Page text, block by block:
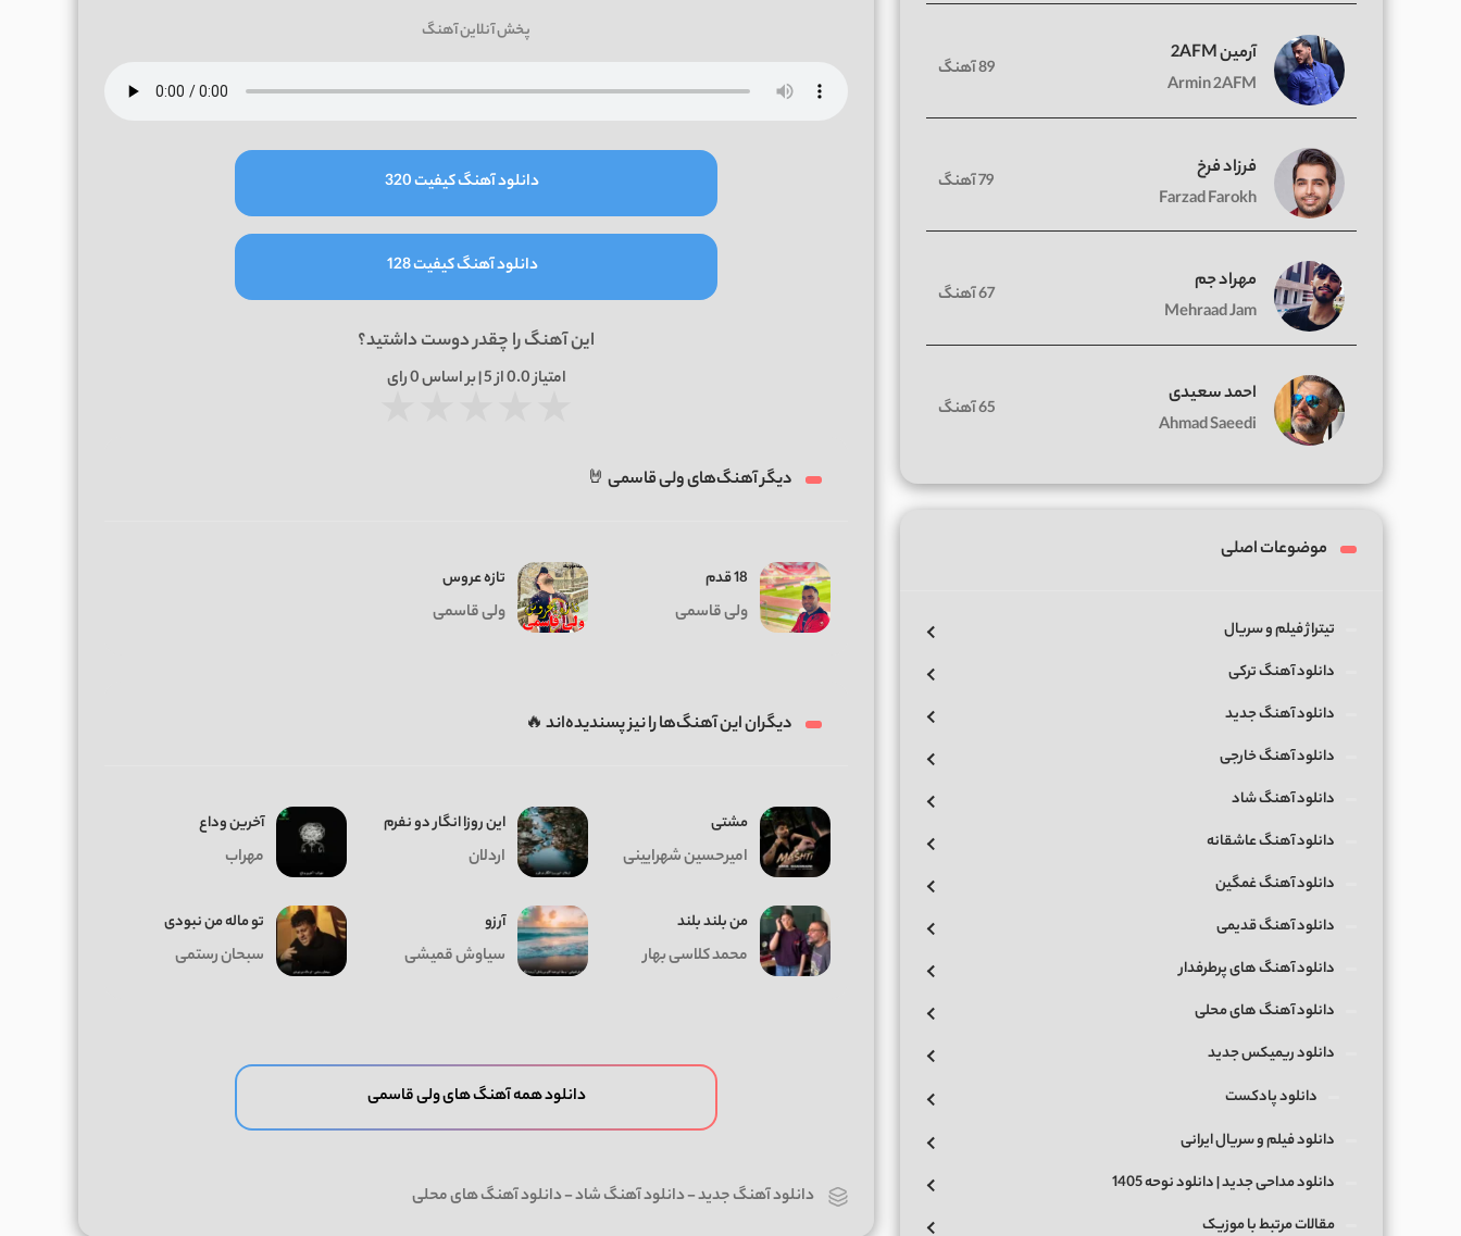
پخش آنلاین آهنگ
دانلود آهنگ کیفیت 320
دانلود آهنگ کیفیت 128
این آهنگ را چقدر دوست داشتید؟
امتیاز0.0از 5 | بر اساس 0رای
دیگر آهنگ‌های ولی قاسمی 🤘
18 قدم
ولی قاسمی
تازه عروس
ولی قاسمی
دیگران این آهنگ‌ها را نیز پسندیده‌اند 🔥
مشتی
امیرحسین شهرایینی
این روزا انگار دو نفرم
اردلان
آخرین وداع
مهراب
من بلند بلند
محمد کلاسی بهار
آرزو
سیاوش قمیشی
تو ماله من نبودی
سبحان رستمی
دانلود همه آهنگ های ولی قاسمی
دانلود آهنگ جدید-دانلود آهنگ شاد-دانلود آهنگ های محلی
آرمین 2AFM
Armin 2AFM
89 آهنگ
فرزاد فرخ
Farzad Farokh
79 آهنگ
مهراد جم
Mehraad Jam
67 آهنگ
احمد سعیدی
Ahmad Saeedi
65 آهنگ
موضوعات اصلی
تیتراژ فیلم و سریال
دانلود آهنگ ترکی
دانلود آهنگ جدید
دانلود آهنگ خارجی
دانلود آهنگ شاد
دانلود آهنگ عاشقانه
دانلود آهنگ غمگین
دانلود آهنگ قدیمی
دانلود آهنگ های پرطرفدار
دانلود آهنگ های محلی
دانلود ریمیکس جدید
دانلود پادکست
دانلود فیلم و سریال ایرانی
دانلود مداحی جدید | دانلود نوحه 1405
مقالات مرتبط با موزیک